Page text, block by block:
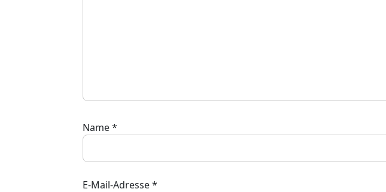
Name*
E-Mail-Adresse*